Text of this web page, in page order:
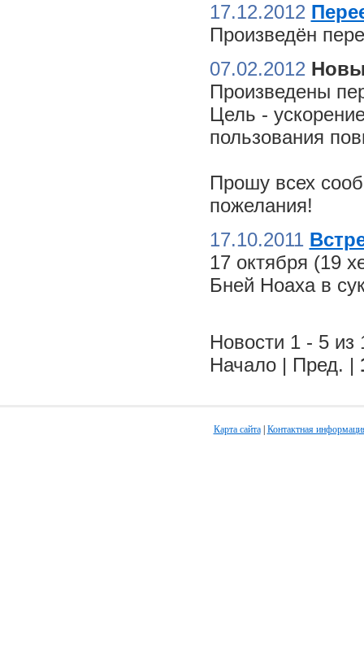
17.12.2012
Произведён
07.02.2012
Произведены
Цель -
пользования
Прошу всех
пожелания!
17.10.2011
17 октября (19
Бней Ноаха в
Новости 1 - 5 из
Начало | Пред. |
Карта сайта| Контактная